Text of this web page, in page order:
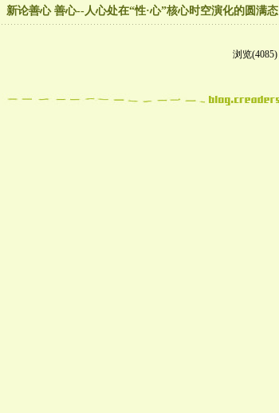
新论善心 善心--人心处在“性·心”核心时空演化的圆满态
浏览(4085)